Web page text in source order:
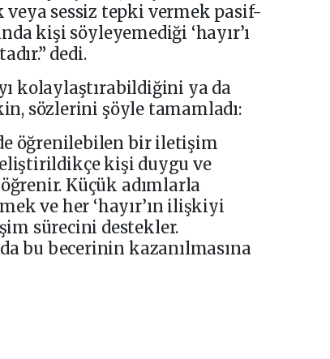
sessiz tepki vermek pasif-
kişi söyleyemediği ‘hayır’ı
dedi.
kolaylaştırabildiğini ya da
sözlerini şöyle tamamladı:
öğrenilebilen bir iletişim
kişi duygu ve
Küçük adımlarla
ve her ‘hayır’ın ilişkiyi
sürecini destekler.
bu becerinin kazanılmasına